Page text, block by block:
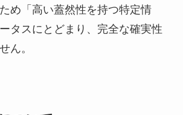
め「高い蓋然性を持つ特定情
タスにとどまり、完全な確実性
ん。